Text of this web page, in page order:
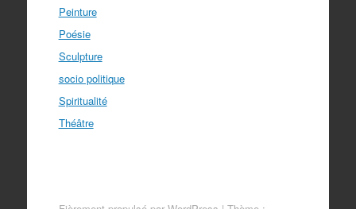
Peinture
Poésie
Sculpture
socio politique
Spiritualité
Théâtre